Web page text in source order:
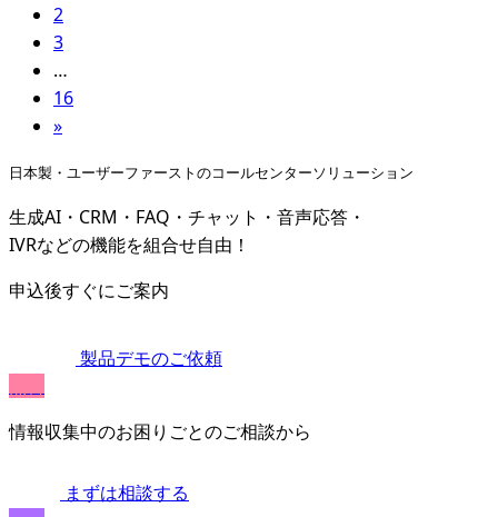
2
3
…
16
»
日本製・ユーザーファーストのコールセンターソリューション
生成AI・CRM・FAQ・チャット・音声応答・
IVRなどの機能を組合せ自由！
申込後すぐにご案内
製品デモのご依頼
情報収集中のお困りごとのご相談から
まずは相談する